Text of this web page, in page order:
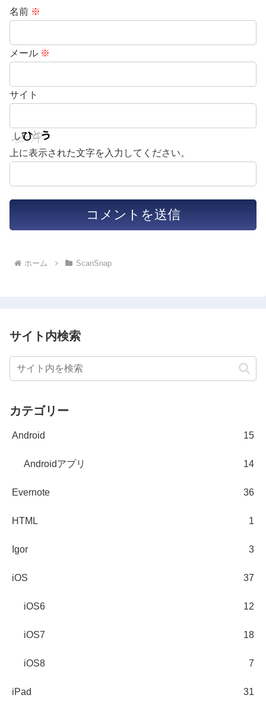
名前 ※
メール ※
サイト
上に表示された文字を入力してください。
ホーム ScanSnap
サイト内検索
カテゴリー
Android 15
Androidアプリ 14
Evernote 36
HTML 1
Igor 3
iOS 37
iOS6 12
iOS7 18
iOS8 7
iPad 31